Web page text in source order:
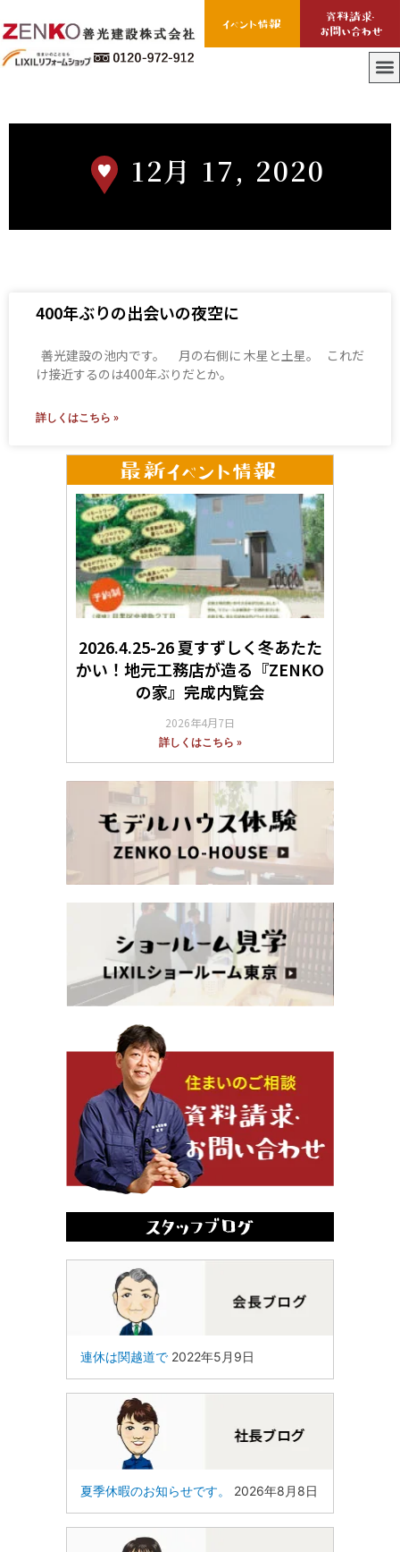
12月 17, 2020
400年ぶりの出会いの夜空に
善光建設の池内です。 月の右側に 木星と土星。 これだ
け接近するのは400年ぶりだとか。
詳しくはこちら »
2026.4.25-26 夏すずしく冬あたた
かい！地元工務店が造る『ZENKO
の家』完成内覧会
2026年4月7日
詳しくはこちら »
連休は関越道で 2022年5月9日
夏季休暇のお知らせです。 2026年8月8日